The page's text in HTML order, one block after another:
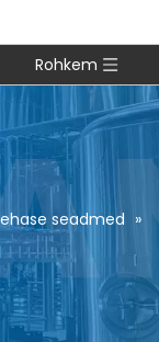
Rohkem
seadmed »